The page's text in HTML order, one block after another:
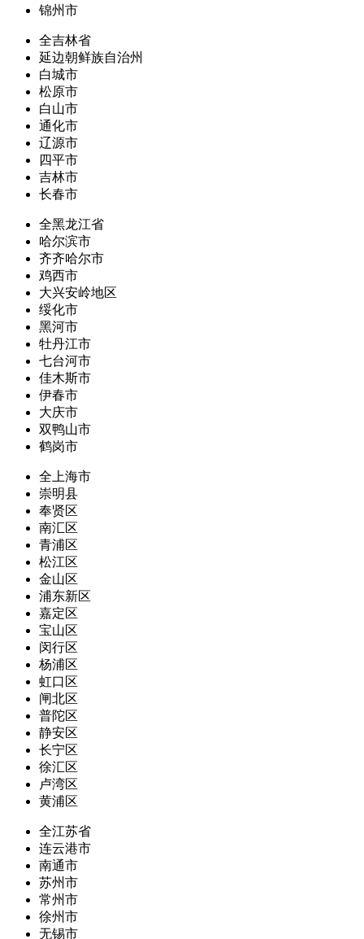
锦州市
全吉林省
延边朝鲜族自治州
白城市
松原市
白山市
通化市
辽源市
四平市
吉林市
长春市
全黑龙江省
哈尔滨市
齐齐哈尔市
鸡西市
大兴安岭地区
绥化市
黑河市
牡丹江市
七台河市
佳木斯市
伊春市
大庆市
双鸭山市
鹤岗市
全上海市
崇明县
奉贤区
南汇区
青浦区
松江区
金山区
浦东新区
嘉定区
宝山区
闵行区
杨浦区
虹口区
闸北区
普陀区
静安区
长宁区
徐汇区
卢湾区
黄浦区
全江苏省
连云港市
南通市
苏州市
常州市
徐州市
无锡市